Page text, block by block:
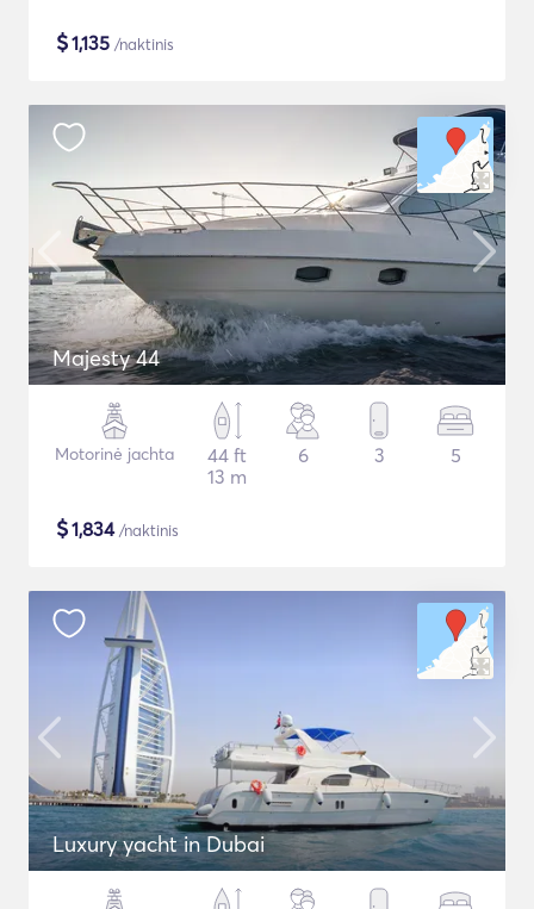
$1,135 /naktinis
Majesty 44
Motorinė jachta
44 ft
13 m
6 3 5
$1,834/naktinis
Luxury yacht in Dubai